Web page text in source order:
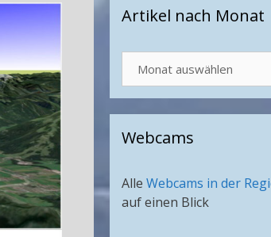
Artikel nach Monat
nach
Monat
Webcams
Alle Webcams in der
auf einen Blick